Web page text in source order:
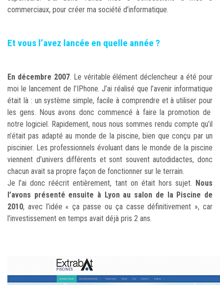
commerciaux, pour créer ma société d’informatique.
Et vous l’avez lancée en quelle année ?
En décembre 2007. Le véritable élément déclencheur a été pour
moi le lancement de l’IPhone. J’ai réalisé que l’avenir informatique
était là : un système simple, facile à comprendre et à utiliser pour
les gens. Nous avons donc commencé à faire la promotion de
notre logiciel. Rapidement, nous nous sommes rendu compte qu’il
n’était pas adapté au monde de la piscine, bien que conçu par un
piscinier. Les professionnels évoluant dans le monde de la piscine
viennent d’univers différents et sont souvent autodidactes, donc
chacun avait sa propre façon de fonctionner sur le terrain.
Je l’ai donc réécrit entièrement, tant on était hors sujet. Nous
l’avons présenté ensuite à Lyon au salon de la Piscine de
2010, avec l’idée « ça passe ou ça casse définitivement », car
l’investissement en temps avait déjà pris 2 ans.